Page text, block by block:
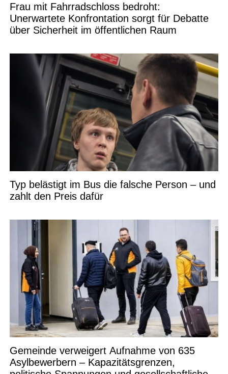
Frau mit Fahrradschloss bedroht:
Unerwartete Konfrontation sorgt für Debatte
über Sicherheit im öffentlichen Raum
Typ belästigt im Bus die falsche Person – und
zahlt den Preis dafür
Gemeinde verweigert Aufnahme von 635
Asylbewerbern – Kapazitätsgrenzen,